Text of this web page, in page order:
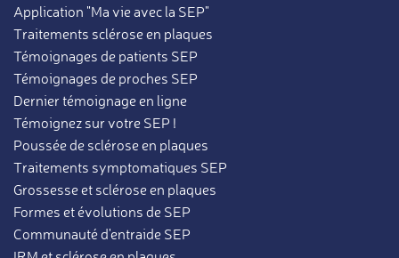
Application "Ma vie avec la SEP"
Traitements sclérose en plaques
Témoignages de patients SEP
Témoignages de proches SEP
Dernier témoignage en ligne
Témoignez sur votre SEP !
Poussée de sclérose en plaques
Traitements symptomatiques SEP
Grossesse et sclérose en plaques
Formes et évolutions de SEP
Communauté d'entraide SEP